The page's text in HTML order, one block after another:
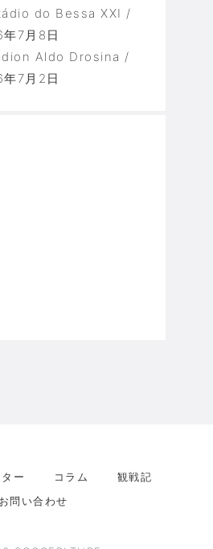
do Bessa XXI /
7月8日
Aldo Drosina /
7月2日
ー コラム
観戦記
お問い合わせ